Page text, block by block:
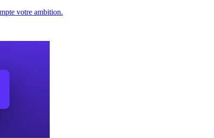
votre ambition.